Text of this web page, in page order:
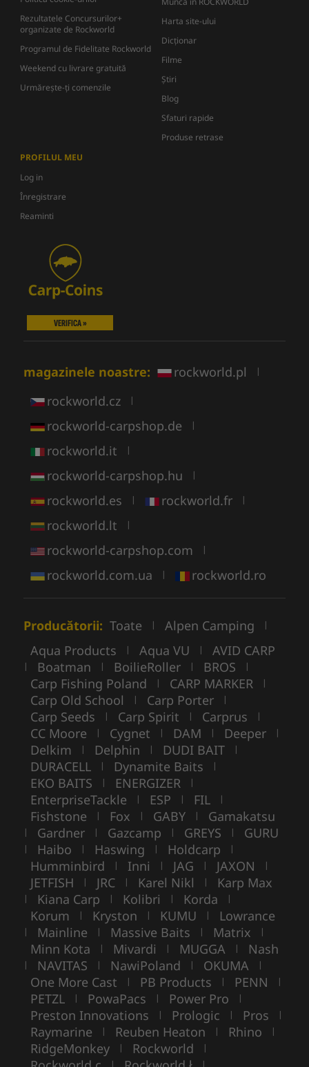
Rezultatele Concursurilor+
organizate de Rockworld
Programul de Fidelitate Rockworld
Weekend cu livrare gratuită
Urmărește-ți comenzile
Harta site-ului
Dicţionar
Filme
Știri
Blog
Sfaturi rapide
Produse retrase
PROFILUL MEU
Log in
Înregistrare
Reaminti
VERIFICA »
magazinele noastre: rockworld.pl |
rockworld.cz |
rockworld-carpshop.de |
rockworld.it |
rockworld-carpshop.hu |
rockworld.es | rockworld.fr |
rockworld.lt |
rockworld-carpshop.com |
rockworld.com.ua | rockworld.ro
Producătorii: Toate | Alpen Camping |
Aqua Products | Aqua VU | AVID CARP
| Boatman | BoilieRoller | BROS |
Carp Fishing Poland | CARP MARKER |
Carp Old School | Carp Porter |
Carp Seeds | Carp Spirit | Carprus |
CC Moore | Cygnet | DAM | Deeper |
Delkim | Delphin | DUDI BAIT |
DURACELL | Dynamite Baits |
EKO BAITS | ENERGIZER |
EnterpriseTackle | ESP | FIL |
Fishstone | Fox | GABY | Gamakatsu
| Gardner | Gazcamp | GREYS | GURU
| Haibo | Haswing | Holdcarp |
Humminbird | Inni | JAG | JAXON |
JETFISH | JRC | Karel Nikl | Karp Max
| Kiana Carp | Kolibri | Korda |
Korum | Kryston | KUMU | Lowrance
| Mainline | Massive Baits | Matrix |
Minn Kota | Mivardi | MUGGA | Nash
| NAVITAS | NawiPoland | OKUMA |
One More Cast | PB Products | PENN |
PETZL | PowaPacs | Power Pro |
Preston Innovations | Prologic | Pros |
Raymarine | Reuben Heaton | Rhino |
RidgeMonkey | Rockworld |
| |